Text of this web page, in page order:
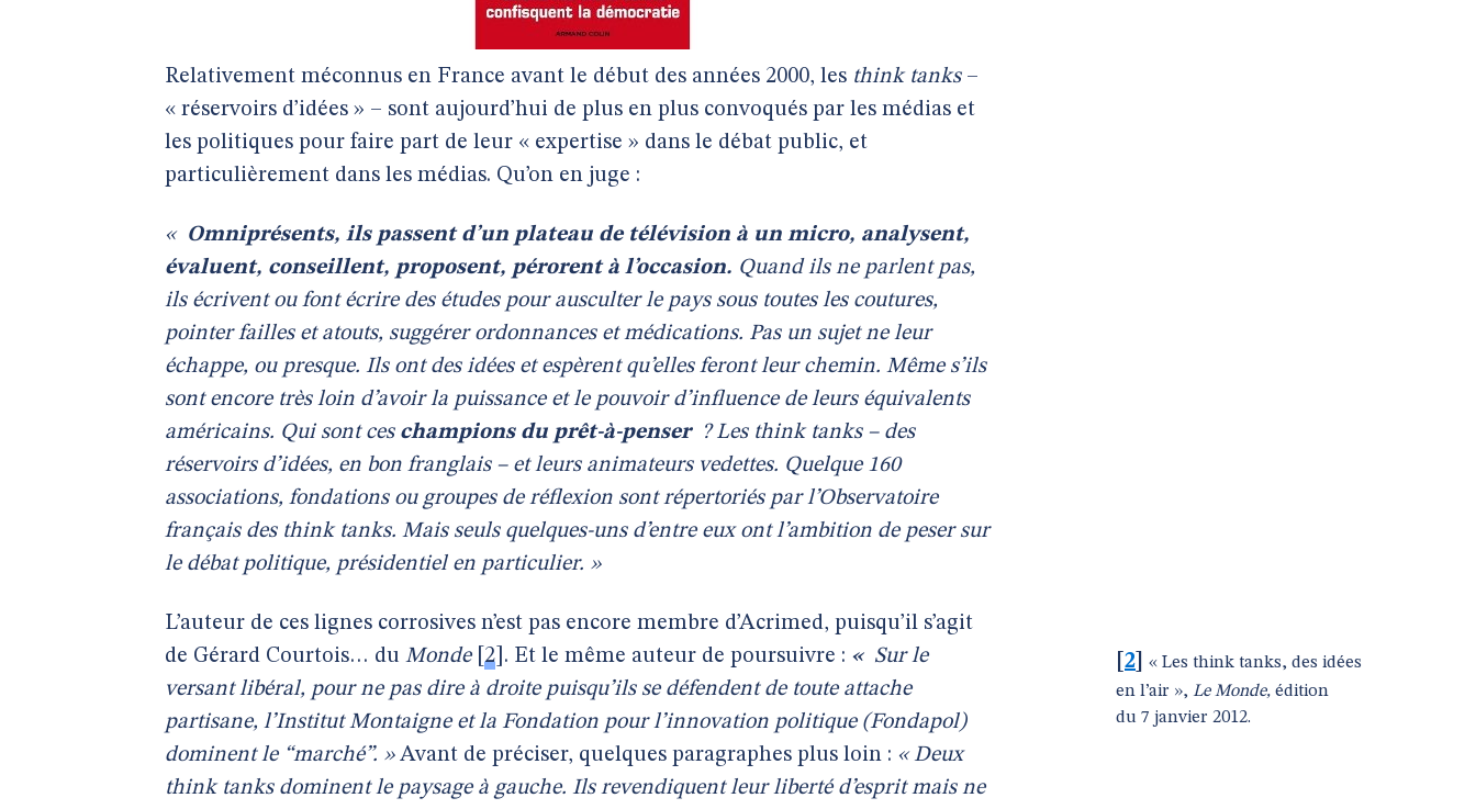
Relativement méconnus en France avant le début des années 2000, les think tanks–
« réservoirs d’idées » – sont aujourd’hui de plus en plus convoqués par les médias et
les politiques pour faire part de leur « expertise » dans le débat public, et
particulièrement dans les médias. Qu’on en juge :
« Omniprésents, ils passent d’un plateau de télévision à un micro, analysent,
évaluent, conseillent, proposent, pérorent à l’occasion. Quand ils ne parlent pas,
ils écrivent ou font écrire des études pour ausculter le pays sous toutes les coutures,
pointer failles et atouts, suggérer ordonnances et médications. Pas un sujet ne leur
échappe, ou presque. Ils ont des idées et espèrent qu’elles feront leur chemin. Même s’ils
sont encore très loin d’avoir la puissance et le pouvoir d’influence de leurs équivalents
américains. Qui sont ces champions du prêt-à-penser ? Les think tanks – des
réservoirs d’idées, en bon franglais – et leurs animateurs vedettes. Quelque 160
associations, fondations ou groupes de réflexion sont répertoriés par l’Observatoire
français des think tanks. Mais seuls quelques-uns d’entre eux ont l’ambition de peser sur
le débat politique, présidentiel en particulier. »
L’auteur de ces lignes corrosives n’est pas encore membre d’Acrimed, puisqu’il s’agit
de Gérard Courtois… du Monde[ 2 . Et le même auteur de poursuivre : « Sur le
versant libéral, pour ne pas dire à droite puisqu’ils se défendent de toute attache
partisane, l’Institut Montaigne et la Fondation pour l’innovation politique (Fondapol)
dominent le “marché”. »Avant de préciser, quelques paragraphes plus loin : « Deux
think tanks dominent le paysage à gauche. Ils revendiquent leur liberté d’esprit mais ne
2
« Les think tanks, des idées
en l’air », Le Monde, édition
du 7 janvier 2012.